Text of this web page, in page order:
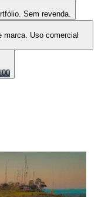
Sem revenda.
marca. Uso comercial